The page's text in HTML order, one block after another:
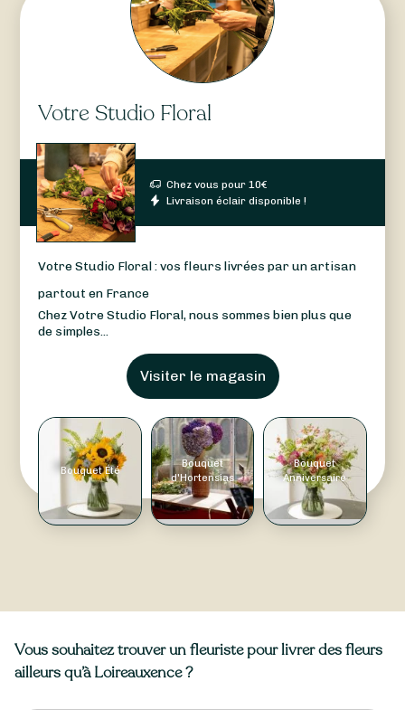
Votre Studio Floral
Chez vous pour10€
Livraison éclair disponible !
Votre Studio Floral : vos fleurs livrées par un artisan
partout en France
Chez Votre Studio Floral, nous sommes bien plus que
de simples...
Visiter le magasin
Bouquet Été
Bouquet
d'Hortensias
Bouquet
Anniversaire
Vous souhaitez trouver un fleuriste pour livrer des fleurs
ailleurs qu’à Loireauxence ?